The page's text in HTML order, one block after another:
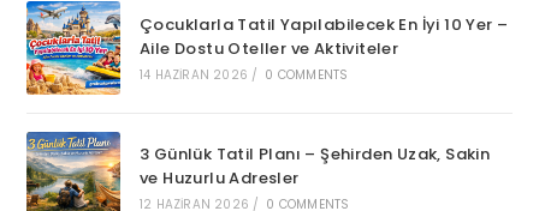
Çocuklarla Tatil Yapılabilecek En İyi 10 Yer –
Aile Dostu Oteller ve Aktiviteler
14 HAZIRAN 2026 / 0 COMMENTS
3 Günlük Tatil Planı – Şehirden Uzak, Sakin
ve Huzurlu Adresler
12 HAZIRAN 2026 / 0 COMMENTS